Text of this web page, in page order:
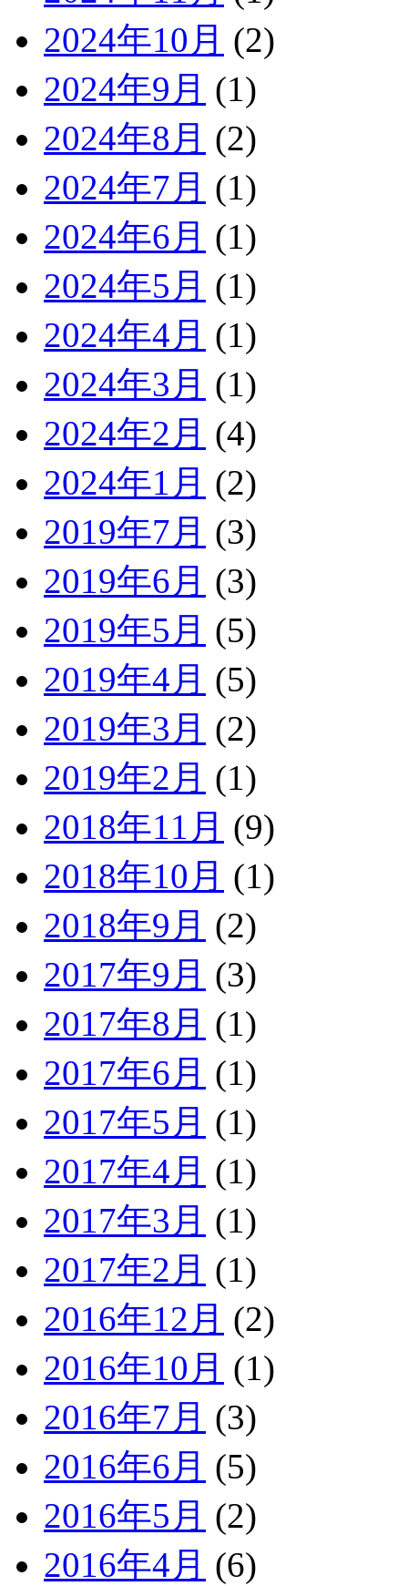
2024年10月 (2)
2024年9月 (1)
2024年8月 (2)
2024年7月 (1)
2024年6月 (1)
2024年5月 (1)
2024年4月 (1)
2024年3月 (1)
2024年2月 (4)
2024年1月 (2)
2019年7月 (3)
2019年6月 (3)
2019年5月 (5)
2019年4月 (5)
2019年3月 (2)
2019年2月 (1)
2018年11月 (9)
2018年10月 (1)
2018年9月 (2)
2017年9月 (3)
2017年8月 (1)
2017年6月 (1)
2017年5月 (1)
2017年4月 (1)
2017年3月 (1)
2017年2月 (1)
2016年12月 (2)
2016年10月 (1)
2016年7月 (3)
2016年6月 (5)
2016年5月 (2)
2016年4月 (6)